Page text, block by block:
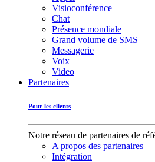
Visioconférence
Chat
Présence mondiale
Grand volume de SMS
Messagerie
Voix
Video
Partenaires
Pour les clients
Notre réseau de partenaires de
A propos des partenaires
Intégration